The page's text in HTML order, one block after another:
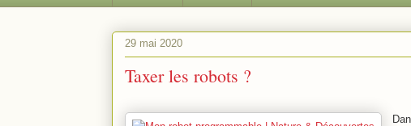
29 mai 2020
Taxer les robots ?